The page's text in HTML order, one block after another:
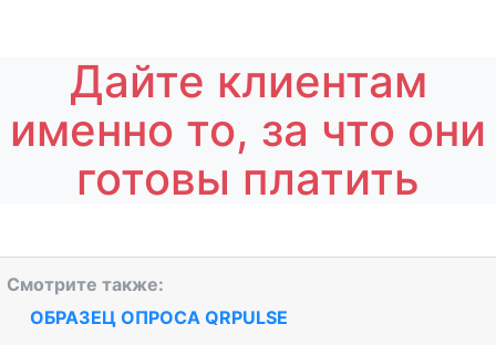
Дайте клиентам
именно то, за что они
готовы платить
Смотрите также:
ОБРАЗЕЦ ОПРОСА QRPULSE